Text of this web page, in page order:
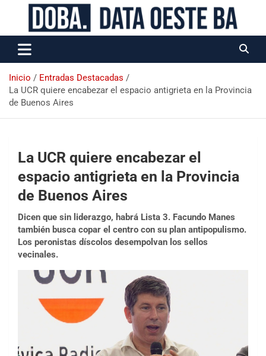
Data Oeste BA
Inicio
Entradas Destacadas
La UCR quiere encabezar el espacio antigrieta en la Provincia
de Buenos Aires
La UCR quiere encabezar el
espacio antigrieta en la Provincia
de Buenos Aires
Dicen que sin liderazgo, habrá Lista 3. Facundo Manes
también busca copar el centro con su plan antipopulismo.
Los peronistas díscolos desempolvan los sellos
vecinales.